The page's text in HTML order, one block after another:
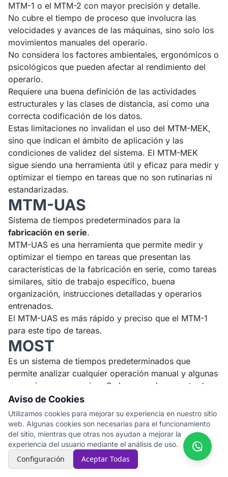
MTM-1 o el MTM-2 con mayor precisión y detalle.
No cubre el tiempo de proceso que involucra las
velocidades y avances de las máquinas, sino solo los
movimientos manuales del operario.
No considera los factores ambientales, ergonómicos o
psicológicos que pueden afectar al rendimiento del
operario.
Requiere una buena definición de las actividades
estructurales y las clases de distancia, así como una
correcta codificación de los datos.
Estas limitaciones no invalidan el uso del MTM-MEK,
sino que indican el ámbito de aplicación y las
condiciones de validez del sistema. El MTM-MEK
sigue siendo una herramienta útil y eficaz para medir y
optimizar el tiempo en tareas que no son rutinarias ni
estandarizadas.
MTM-UAS
Sistema de tiempos predeterminados para la
fabricación en serie.
MTM-UAS es una herramienta que permite medir y
optimizar el tiempo en tareas que presentan las
características de la fabricación en serie, como tareas
similares, sitio de trabajo específico, buena
organización, instrucciones detalladas y operarios
entrenados.
El MTM-UAS es más rápido y preciso que el MTM-1
para este tipo de tareas.
MOST
Es un sistema de tiempos predeterminados que
permite analizar cualquier operación manual y algunas
operaciones con equipo. Se basa en el concepto de
actividades fundamentales, que son las combinaciones
de movimientos que se realizan para manipular los
objetos. Las formas básicas de los movimientos se
describen por secuencias, que son las unidades de
análisis del sistema.
El nombre MOST se deriva de las siglas en inglés de
Maynard Operation Sequence Technique, en honor a
Aviso de Cookies
Utilizamos cookies para mejorar su experiencia en nuestro sitio
web. Algunas cookies son necesarias para el funcionamiento
del sitio, mientras que otras nos ayudan a mejorar la
experiencia del usuario mediante el análisis de uso.
Configuración Aceptar Todas